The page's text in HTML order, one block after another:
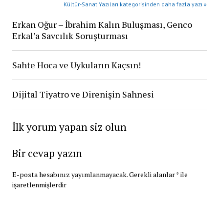
Kültür-Sanat Yazıları kategorisinden daha fazla yazı »
Erkan Oğur – İbrahim Kalın Buluşması, Genco
Erkal’a Savcılık Soruşturması
Sahte Hoca ve Uykuların Kaçsın!
Dijital Tiyatro ve Direnişin Sahnesi
İlk yorum yapan siz olun
Bir cevap yazın
E-posta hesabınız yayımlanmayacak.Gerekli alanlar*ile
işaretlenmişlerdir